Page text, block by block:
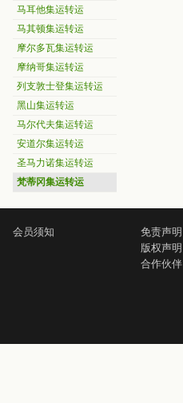
马耳他集运转运
马其顿集运转运
摩尔多瓦集运转运
摩纳哥集运转运
列支敦士登集运转运
黑山集运转运
马尔代夫集运转运
安道尔集运转运
圣马力诺集运转运
梵蒂冈集运转运
会员须知
免责声明
版权声明
合作伙伴